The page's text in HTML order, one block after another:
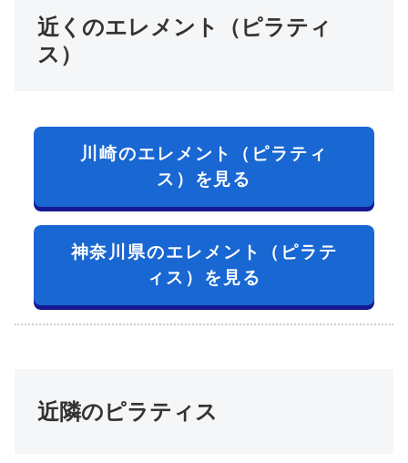
近くのエレメント（ピラティ
ス）
川崎のエレメント（ピラティ
ス）を見る
神奈川県のエレメント（ピラテ
ィス）を見る
近隣のピラティス